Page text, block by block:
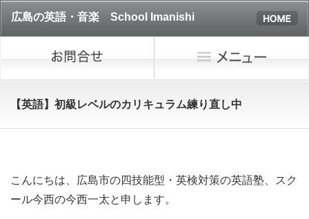
広島の英語・音楽 School Imanishi
【英語】初級レベルのカリキュラム練り直し中
こんにちは、広島市の四技能型・英検対策の英語塾、スク
ール今西の今西一太と申します。